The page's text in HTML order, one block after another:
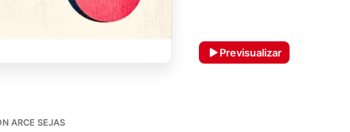
Previsualizar
ARCE SEJAS